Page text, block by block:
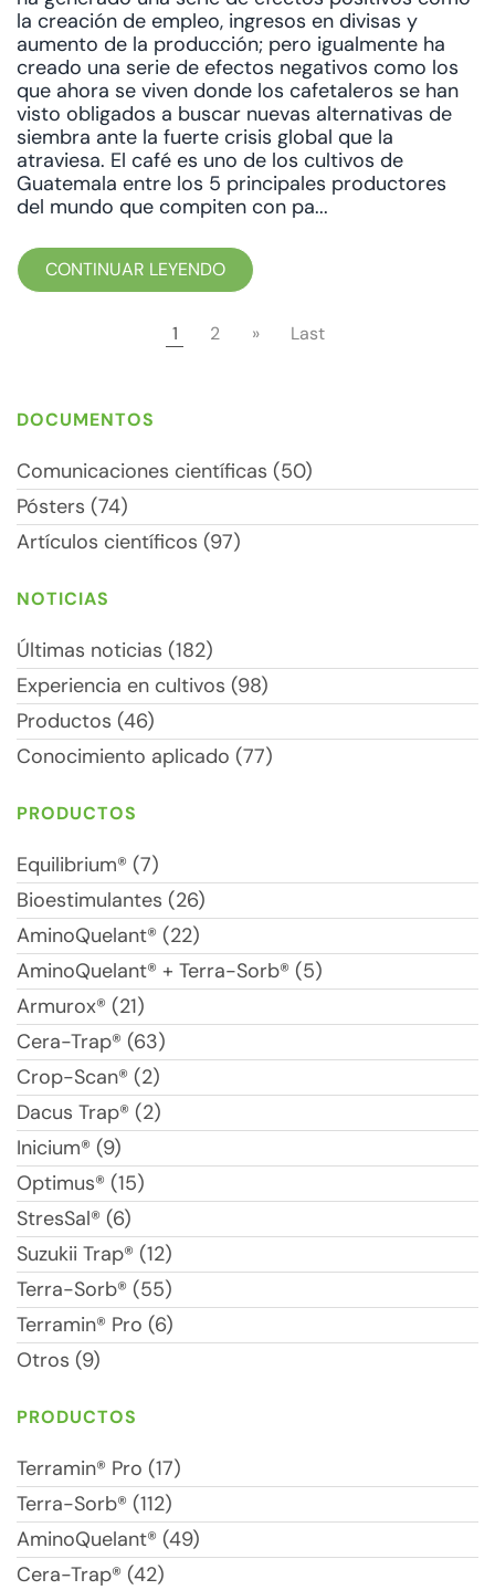
la creación de empleo, ingresos en divisas y
aumento de la producción; pero igualmente ha
creado una serie de efectos negativos como los
que ahora se viven donde los cafetaleros se han
visto obligados a buscar nuevas alternativas de
siembra ante la fuerte crisis global que la
atraviesa. El café es uno de los cultivos de
Guatemala entre los 5 principales productores
del mundo que compiten con pa...
CONTINUAR LEYENDO
1 2 » Last
DOCUMENTOS
Comunicaciones científicas (50)
Pósters (74)
Artículos científicos (97)
NOTICIAS
Últimas noticias (182)
Experiencia en cultivos (98)
Productos (46)
Conocimiento aplicado (77)
PRODUCTOS
Equilibrium® (7)
Bioestimulantes (26)
AminoQuelant® (22)
AminoQuelant® + Terra-Sorb® (5)
Armurox® (21)
Cera-Trap® (63)
Crop-Scan® (2)
Dacus Trap® (2)
Inicium® (9)
Optimus® (15)
StresSal® (6)
Suzukii Trap® (12)
Terra-Sorb® (55)
Terramin® Pro (6)
Otros (9)
PRODUCTOS
Terramin® Pro (17)
Terra-Sorb® (112)
AminoQuelant® (49)
Cera-Trap® (42)